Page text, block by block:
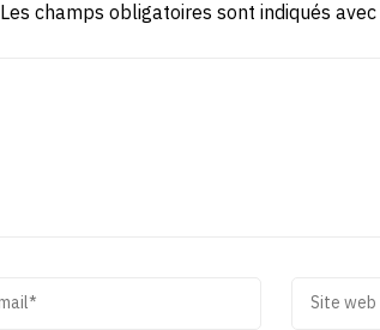
Les champs obligatoires sont indiqués avec